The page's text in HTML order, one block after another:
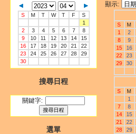
S M T W T F
S
1
2
3 4 5 6 7
8
9
10 11 12 13 14
15
16
17 18 19 20 21
22
23
24 25 26 27 28
29
30
搜尋日程
關鍵字:
選單
顯示:
S
M
1
2
8
9
15
16
22
23
29
30
S
M
1
7
8
14
15
21
22
28
29